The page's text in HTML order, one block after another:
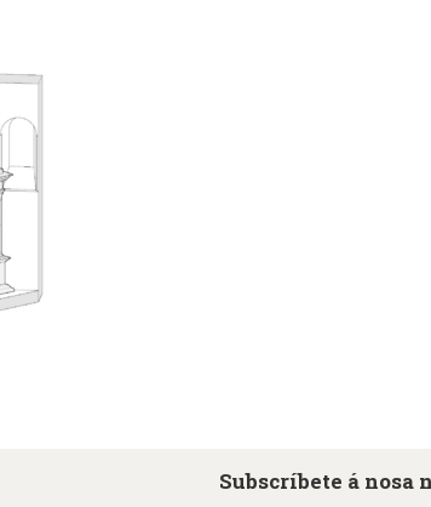
Subscríbete á